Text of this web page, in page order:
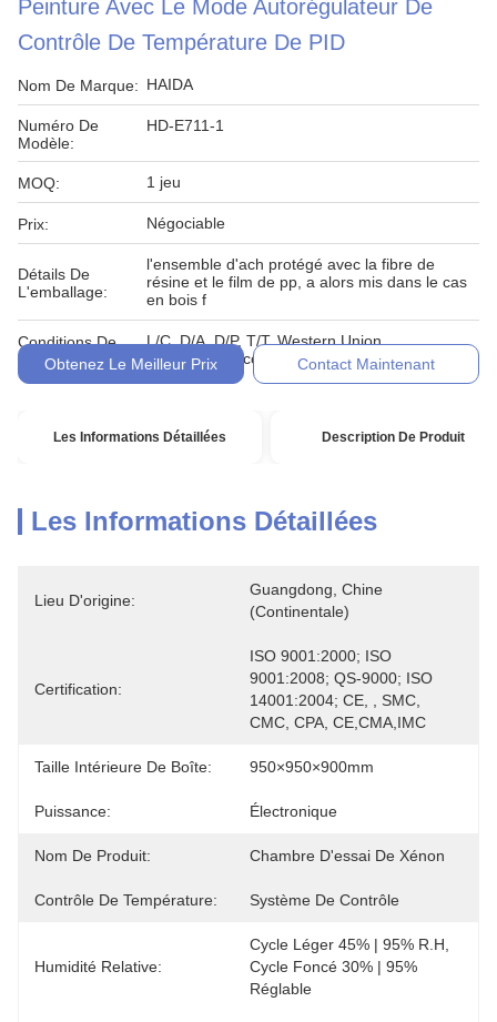
Peinture Avec Le Mode Autorégulateur De
Contrôle De Température De PID
Nom De Marque: HAIDA
Numéro De
Modèle:
HD-E711-1
MOQ: 1 jeu
Prix: Négociable
Détails De
L'emballage:
l'ensemble d'ach protégé avec la fibre de
résine et le film de pp, a alors mis dans le cas
en bois f
Conditions De
Paiement:
L/C, D/A, D/P, T/T, Western Union,
MoneyGram, comptant, engagement
Obtenez Le Meilleur Prix Contact Maintenant
Les Informations Détaillées Description De Produit
Les Informations Détaillées
Lieu D'origine:
Guangdong, Chine
(continentale)
Certification:
ISO 9001:2000; ISO
9001:2008; QS-9000; ISO
14001:2004; CE, , SMC,
CMC, CPA, CE,CMA,IMC
Taille Intérieure De Boîte: 950×950×900mm
Puissance: Électronique
Nom De Produit: Chambre D'essai De Xénon
Contrôle De Température: Système De Contrôle
Humidité Relative:
Cycle Léger 45% | 95% R.H,
Cycle Foncé 30% | 95%
Réglable